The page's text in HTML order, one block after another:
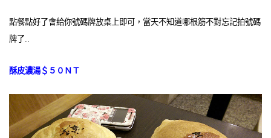
點餐點好了會給你號碼牌放桌上即可，當天不知道哪根筋不對忘記拍號碼
牌了..
酥皮濃湯＄５０ＮＴ